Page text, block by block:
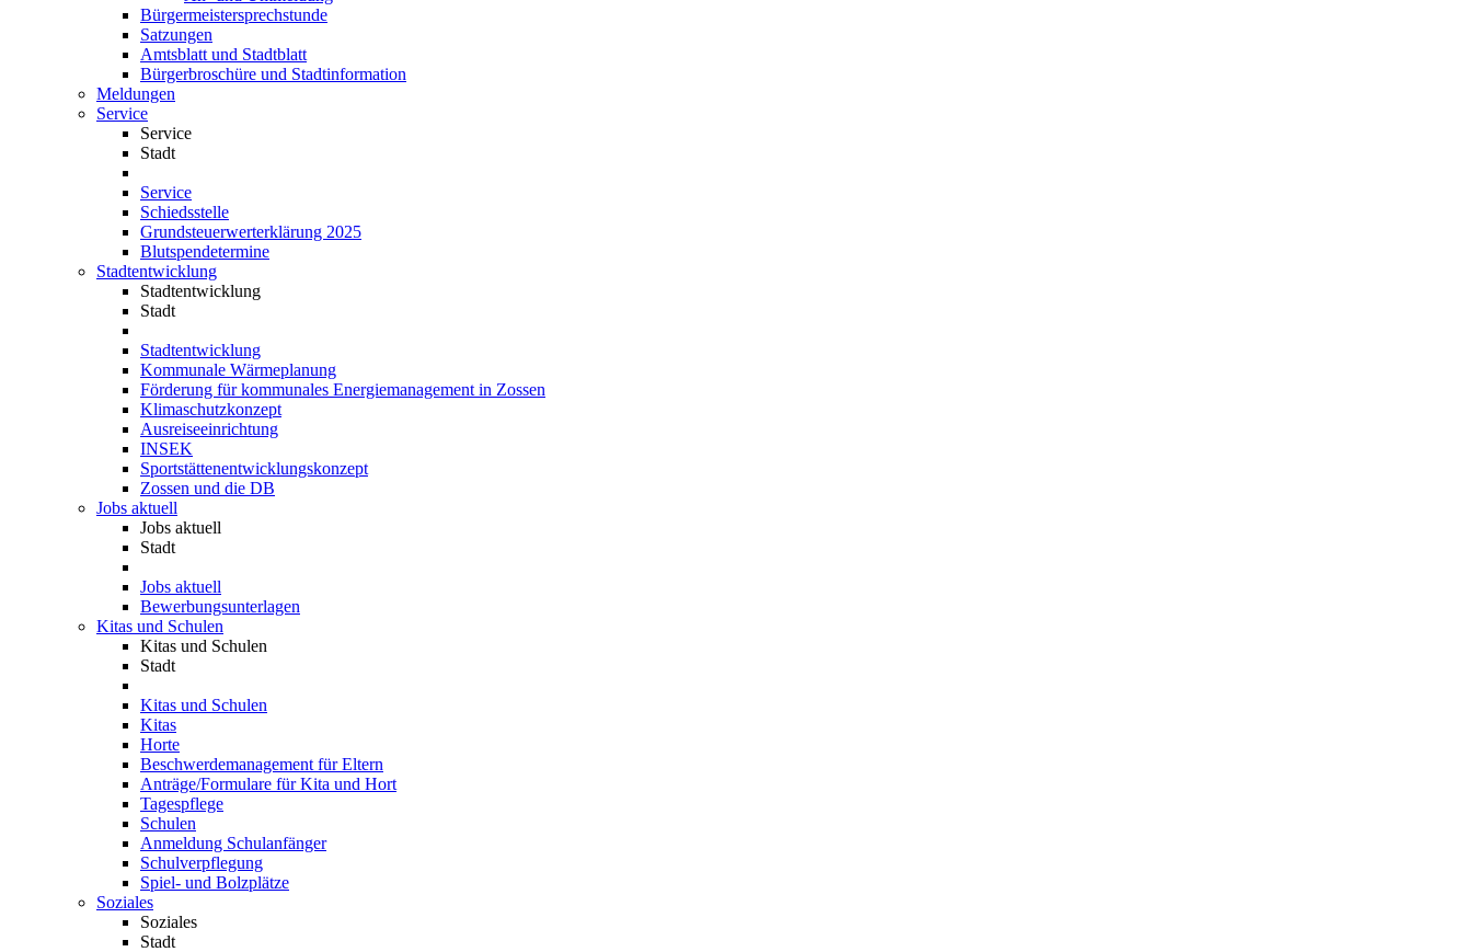
Bürgermeistersprechstunde
Satzungen
Amtsblatt und Stadtblatt
Bürgerbroschüre und Stadtinformation
Meldungen
Service
Service
Stadt
Service
Schiedsstelle
Grundsteuerwerterklärung 2025
Blutspendetermine
Stadtentwicklung
Stadtentwicklung
Stadt
Stadtentwicklung
Kommunale Wärmeplanung
Förderung für kommunales Energiemanagement in Zossen
Klimaschutzkonzept
Ausreiseeinrichtung
INSEK
Sportstättenentwicklungskonzept
Zossen und die DB
Jobs aktuell
Jobs aktuell
Stadt
Jobs aktuell
Bewerbungsunterlagen
Kitas und Schulen
Kitas und Schulen
Stadt
Kitas und Schulen
Kitas
Horte
Beschwerdemanagement für Eltern
Anträge/Formulare für Kita und Hort
Tagespflege
Schulen
Anmeldung Schulanfänger
Schulverpflegung
Spiel- und Bolzplätze
Soziales
Soziales
Stadt